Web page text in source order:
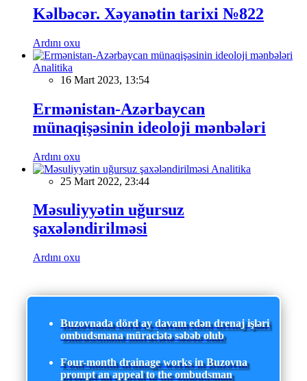
Kəlbəcər. Xəyanətin tarixi №822
Ardını oxu
Analitika
16 Mart 2023, 13:54
Ermənistan-Azərbaycan
münaqişəsinin ideoloji mənbələri
Ardını oxu
Analitika
25 Mart 2022, 23:44
Məsuliyyətin uğursuz
şaxələndirilməsi
Ardını oxu
Buzovnada dörd ay davam edən drenaj işləri
ombudsmana müraciətə səbəb olub
Four-month drainage works in Buzovna
prompt an appeal to the ombudsman